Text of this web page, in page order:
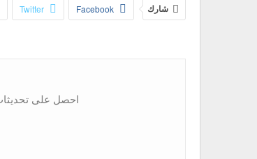
شارك Facebook
Twitter
احصل على